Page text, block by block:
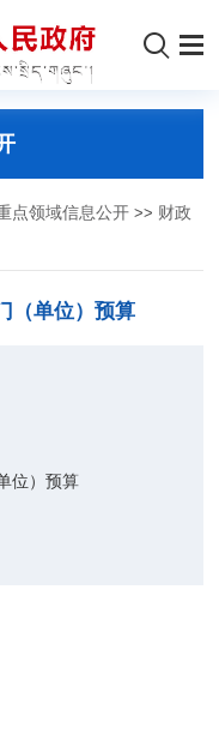
点领域信息公开 >> 财政
（单位）预算
位）预算